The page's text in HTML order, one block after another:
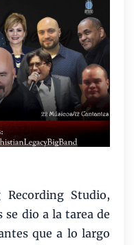
Studio,
dio a la tarea de
que a lo largo